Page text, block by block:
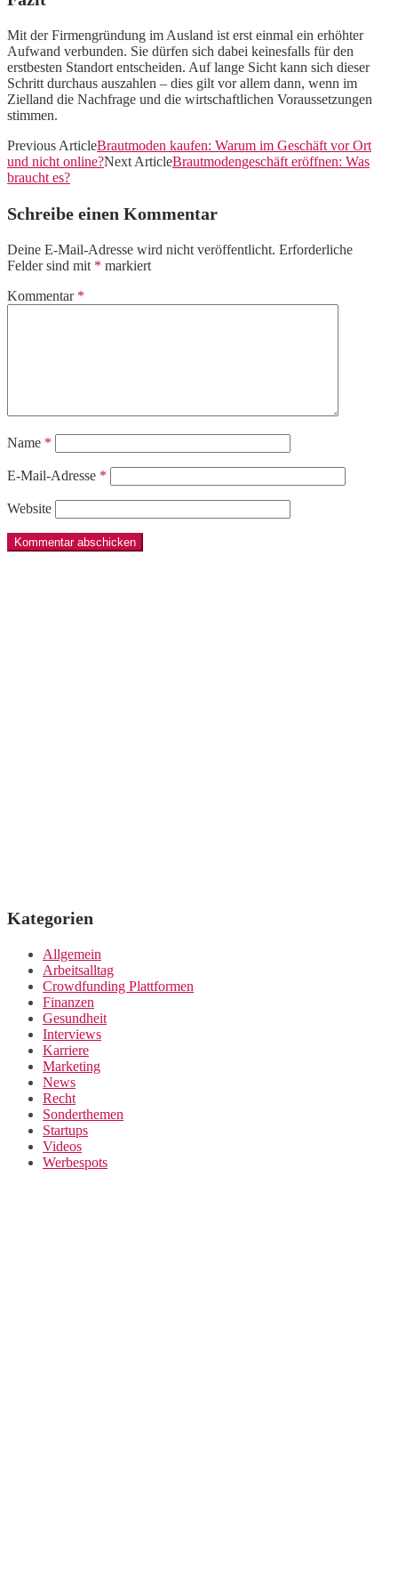
Mit der Firmengründung im Ausland ist erst einmal ein erhöhter
Aufwand verbunden. Sie dürfen sich dabei keinesfalls für den
erstbesten Standort entscheiden. Auf lange Sicht kann sich dieser
Schritt durchaus auszahlen – dies gilt vor allem dann, wenn im
Zielland die Nachfrage und die wirtschaftlichen Voraussetzungen
stimmen.
Previous ArticleBrautmoden kaufen: Warum im Geschäft vor Ort
und nicht online?Next ArticleBrautmodengeschäft eröffnen: Was
braucht es?
Schreibe einen Kommentar
Deine E-Mail-Adresse wird nicht veröffentlicht. Erforderliche
Felder sind mit * markiert
Kommentar *
Name *
E-Mail-Adresse *
Website
Kategorien
Allgemein
Arbeitsalltag
Crowdfunding Plattformen
Finanzen
Gesundheit
Interviews
Karriere
Marketing
News
Recht
Sonderthemen
Startups
Videos
Werbespots